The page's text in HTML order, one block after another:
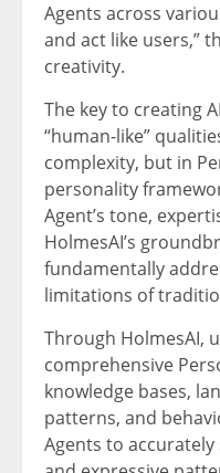
Agents across
and act like users,”
creativity.
The key to creating
“human-like”
complexity, but in
personality
Agent’s tone,
HolmesAI’s
fundamentally
limitations of
Through HolmesAI,
comprehensive
knowledge bases,
patterns, and
Agents to accurately